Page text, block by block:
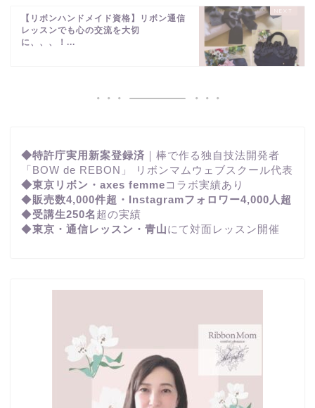
【リボンハンドメイド資格】リボン通信
レッスンでも心の交流を大切
に、、、！...
◆特許庁実用新案登録済 ｜棒で作る独自技法開発者
「BOW de REBON」 リボンマムウェブスクール代表
◆東京リボン・axes femmeコラボ実績あり
◆販売数4,000件超・Instagramフォロワー4,000人超
◆受講生250名 超の実績
◆東京・通信レッスン・青山にて対面レッスン開催